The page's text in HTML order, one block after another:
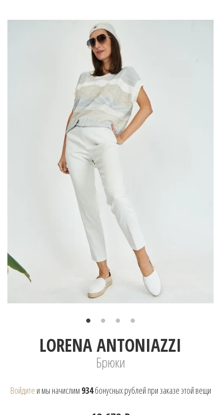
LORENA ANTONIAZZI
Брюки
Войдите и мы начислим 934бонусных рублей при заказе этой вещи